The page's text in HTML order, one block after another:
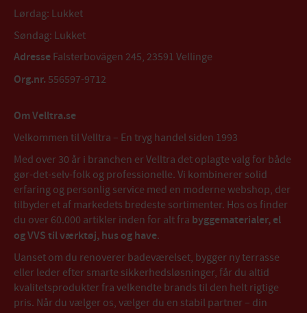
Lørdag: Lukket
Søndag: Lukket
Adresse Falsterbovägen 245, 23591 Vellinge
Org.nr. 556597-9712
Om Velltra.se
Velkommen til Velltra – En tryg handel siden 1993
Med over 30 år i branchen er Velltra det oplagte valg for både
gør-det-selv-folk og professionelle. Vi kombinerer solid
erfaring og personlig service med en moderne webshop, der
tilbyder et af markedets bredeste sortimenter. Hos os finder
du over 60.000 artikler inden for alt fra byggematerialer, el
og VVS til værktøj, hus og have.
Uanset om du renoverer badeværelset, bygger ny terrasse
eller leder efter smarte sikkerhedsløsninger, får du altid
kvalitetsprodukter fra velkendte brands til den helt rigtige
pris. Når du vælger os, vælger du en stabil partner – din